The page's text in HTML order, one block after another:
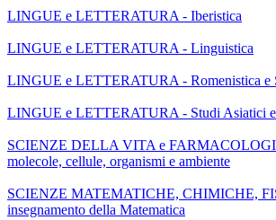
LINGUE e LETTERATURA - Iberistica
LINGUE e LETTERATURA - Linguistica
LINGUE e LETTERATURA - Romenistica e
LINGUE e LETTERATURA - Studi Asiatici e
SCIENZE DELLA VITA e
molecole, cellule, organismi e ambiente
SCIENZE MATEMATICHE, CHIMICHE,
insegnamento della Matematica